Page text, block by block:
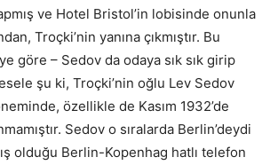
ve Hotel Bristol’in lobisinde onunla
Troçki’nin yanına çıkmıştır. Bu
göre – Sedov da odaya sık sık girip
şu ki, Troçki’nin oğlu Lev Sedov
özellikle de Kasım 1932’de
Sedov o sıralarda Berlin’deydi
olduğu Berlin-Kopenhag hatlı telefon